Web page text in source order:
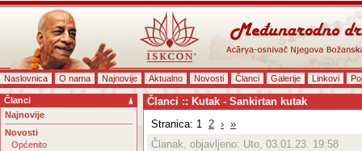
Naslovnica O nama Najnovije Aktualno Novosti Članci Galerije Linkovi
Članci
Najnovije
Novosti
Općenito
Članci :: Kutak - Sankirtan kutak
Stranica: 1 2 › »
Članak, objavljeno: Uto, 03.01.23. 19:58